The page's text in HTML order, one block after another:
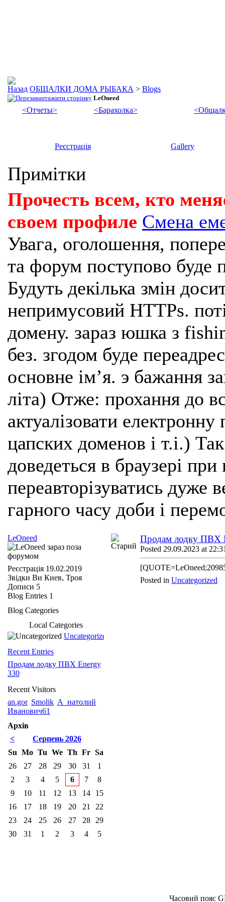
ОБЩАЛКИ ДОМА РЫБАКА > Blogs
LeOneed
<Отчеты> <Барахолка>
Реєстрація Gallery
Примітки
Прочесть всем, кто
своем профиле Смена
Увага, оголошення,
та форум поступово буде
Будуть декілька змін
непримусовий HTTPs.
домену. зараз юшка з
без. згодом буде
основне імʼя. э бажання
літа) Отже: прохання до
актуалізовати
цапских доменов і т.і.)
доведеться в браузері
переавторізуватись
гарного часу доби і
Продам лодку ПВХ
Posted 29.09.2023 at
Posted in Uncategorized
LeOneed
Реєстрація 19.02.2019
Звідки Ви Киев, Троя
Дописи 5
Blog Entries 1
Blog Categories
Local Categories
Uncategorized
Recent Entries
Продам лодку ПВХ Energy
330
Recent Visitors
an.gor Smolik А_натолий
Иванович61
Архів
<
Серпень 2026
Su Mo Tu We Th Fr Sa
26
27 28 29 30 31
1
2
3 4 5 6 7
8
9
10 11 12 13 14
15
16
17 18 19 20 21
22
23
24 25 26 27 28
29
30
31 1 2 3 4 5
Часовий пояс